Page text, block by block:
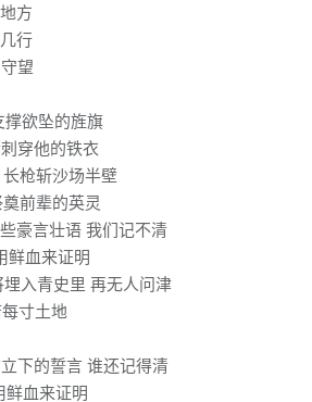
方
行
望
欲坠的旌旗
穿他的铁衣
枪斩沙场半壁
前辈的英灵
豪言壮语 我们记不清
鲜血来证明
入青史里 再无人问津
寸土地
下的誓言 谁还记得清
鲜血来证明